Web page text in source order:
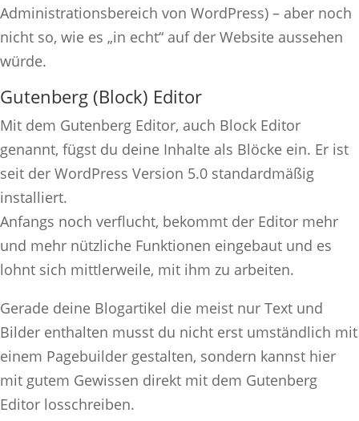
Administrationsbereich von WordPress) – aber noch
nicht so, wie es „in echt“ auf der Website aussehen
würde.
Gutenberg (Block) Editor
Mit dem Gutenberg Editor, auch Block Editor
genannt, fügst du deine Inhalte als Blöcke ein. Er ist
seit der WordPress Version 5.0 standardmäßig
installiert.
Anfangs noch verflucht, bekommt der Editor mehr
und mehr nützliche Funktionen eingebaut und es
lohnt sich mittlerweile, mit ihm zu arbeiten.
Gerade deine Blogartikel die meist nur Text und
Bilder enthalten musst du nicht erst umständlich mit
einem Pagebuilder gestalten, sondern kannst hier
mit gutem Gewissen direkt mit dem Gutenberg
Editor losschreiben.